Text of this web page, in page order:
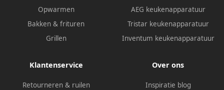
Opwarmen
Bakken & frituren
Grillen
AEG keukenapparatuur
Tristar keukenapparatuur
Inventum keukenapparatuur
Klantenservice
Retourneren & ruilen
Over ons
Inspiratie blog